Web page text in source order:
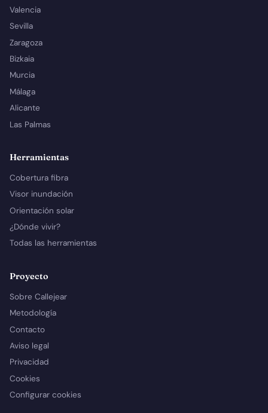
Valencia
Sevilla
Zaragoza
Bizkaia
Murcia
Málaga
Alicante
Las Palmas
Herramientas
Cobertura fibra
Visor inundación
Orientación solar
¿Dónde vivir?
Todas las herramientas
Proyecto
Sobre Callejear
Metodología
Contacto
Aviso legal
Privacidad
Cookies
Configurar cookies